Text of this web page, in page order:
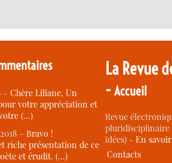
–Chère Liliane, Un
votre appréciation et
(…)
–Bravo !
riche présentation de ce
et érudit. (…)
La Revue
-Accueil
Revue
idées) -En
Contacts